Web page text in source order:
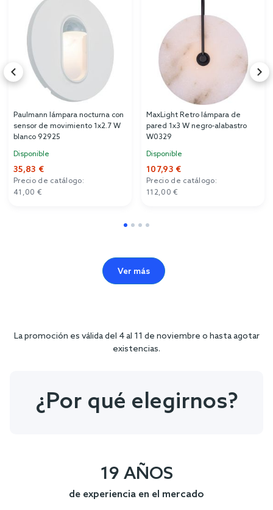
Paulmann lámpara nocturna con
sensor de movimiento 1x2.7 W
blanco 92925
Disponible
35,83 €
Precio de catálogo:
41,00 €
MaxLight Retro lámpara de
pared 1x3 W negro-alabastro
W0329
Disponible
107,93 €
Precio de catálogo:
112,00 €
Ver más
La promoción es válida del 4 al 11 de noviembre o hasta agotar
existencias.
¿Por qué elegirnos?
19 AÑOS
de experiencia en el mercado